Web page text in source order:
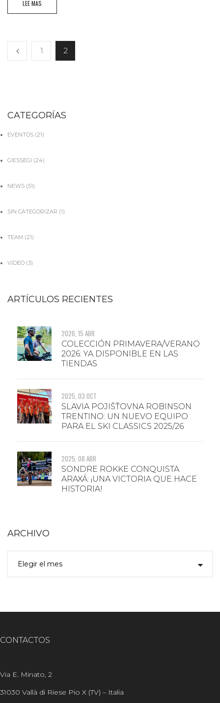
CATEGORÍAS
EVENTOS (21)
GIESSEGI (24)
NEWS (51)
SIN CATEGORIZAR (1)
TEAM (21)
VIDEO (3)
ARTÍCULOS RECIENTES
2026, 15 ABR
COLECCIÓN PRIMAVERA/VERANO
2026: YA DISPONIBLE EN LAS
TIENDAS
2025, 03 OCT
SLAVIA POJIŠŤOVNA ROBINSON
TRENTINO: UN NUEVO EQUIPO
PARA EL SKI CLASSICS 2025/26
2025, 08 ABR
SONDRE ROKKE CONQUISTA
ARAXÁ: ¡UNA VICTORIA QUE HACE
HISTORIA!
ARCHIVO
LEE MAS
1 2
CONTACTOS
Via E. Minato, 2
31030 Vallà di Riese Pio X (TV) – Italia